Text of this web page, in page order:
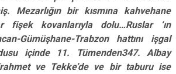
Mezarlığın bir kısmına kahvehane
fişek kovanlarıyla dolu…Ruslar ‘ın
Gümüşhane-Trabzon hattını işgal
içinde 11. Tümenden347. Albay
ve Tekke’de ve bir taburu ise